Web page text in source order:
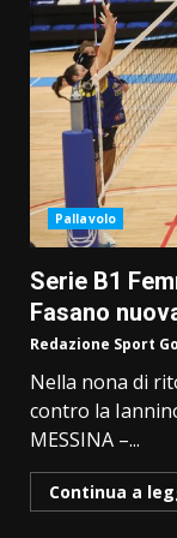
Pallavolo
Serie B1
Fasano
Redazione Sport
Nella nona di
contro la
MESSINA –...
Continua a